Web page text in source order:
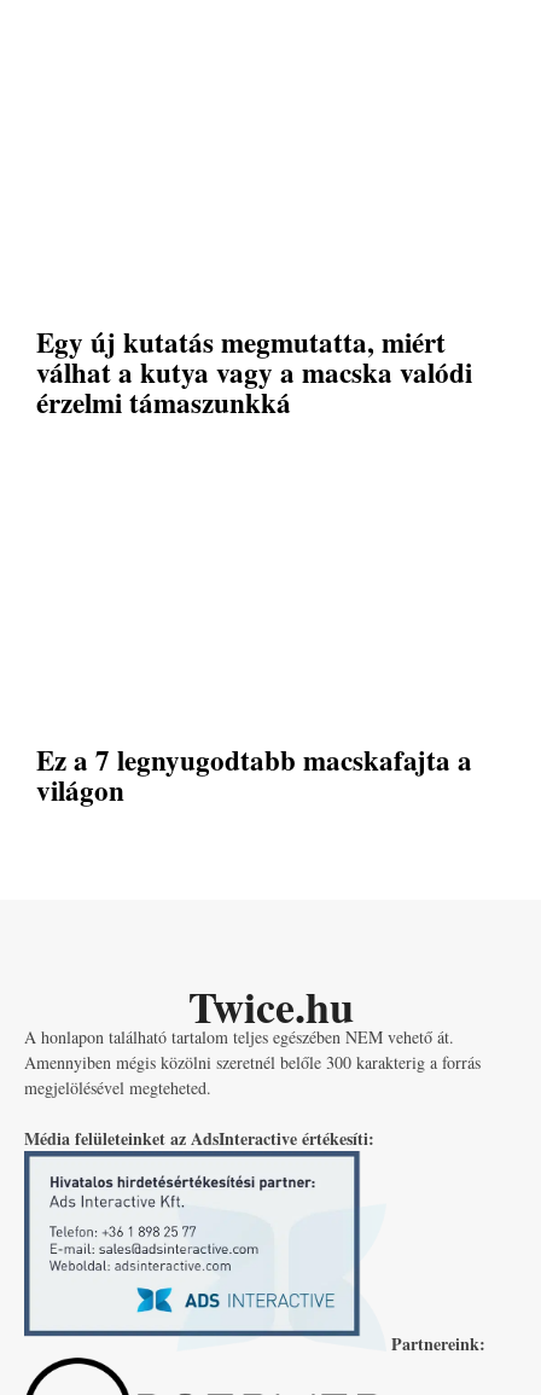
Egy új kutatás megmutatta, miért
válhat a kutya vagy a macska valódi
érzelmi támaszunkká
Ez a 7 legnyugodtabb macskafajta a
világon
Twice.hu
A honlapon található tartalom teljes egészében NEM vehető át.
Amennyiben mégis közölni szeretnél belőle 300 karakterig a forrás
megjelölésével megteheted.
Média felületeinket az AdsInteractive értékesíti:
Partnereink: